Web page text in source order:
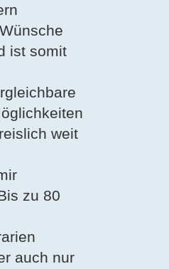
ist somit
weit
zu 80
auch nur